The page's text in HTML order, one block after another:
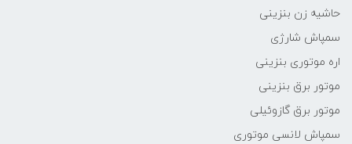
حاشیه زن بنزینی
سمپاش شارژی
اره موتوری بنزینی
موتور برق بنزینی
موتور برق گازوئیلی
سمپاش لانسی موتوری